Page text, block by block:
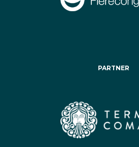
PARTNER